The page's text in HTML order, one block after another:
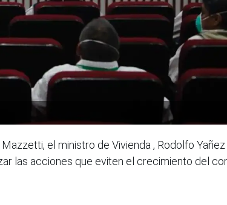
el ministro de Vivienda , Rodolfo Yañez
las acciones que eviten el crecimiento del